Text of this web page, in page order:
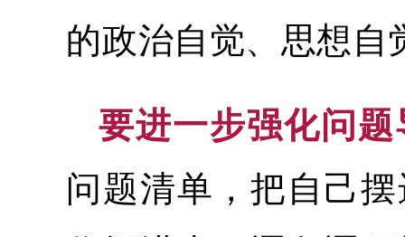
的政治自觉、思想自
要进一步强化问
问题清单，把自己